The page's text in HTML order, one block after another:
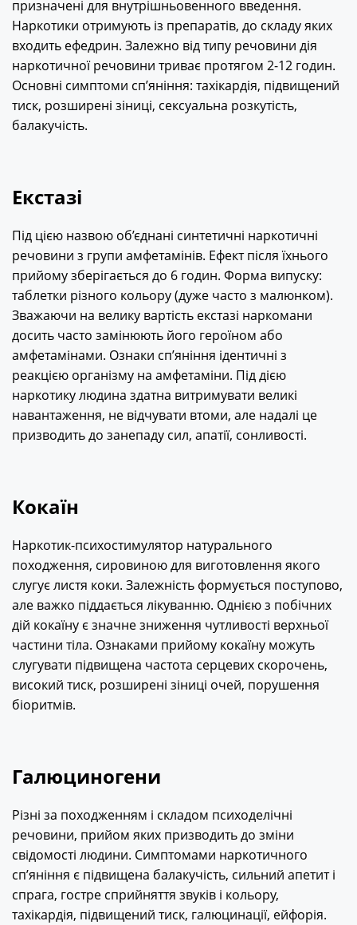
призначені для внутрішньовенного введення.
Наркотики отримують із препаратів, до складу яких
входить ефедрин. Залежно від типу речовини дія
наркотичної речовини триває протягом 2-12 годин.
Основні симптоми сп’яніння: тахікардія, підвищений
тиск, розширені зіниці, сексуальна розкутість,
балакучість.
Екстазі
Під цією назвою об’єднані синтетичні наркотичні
речовини з групи амфетамінів. Ефект після їхнього
прийому зберігається до 6 годин. Форма випуску:
таблетки різного кольору (дуже часто з малюнком).
Зважаючи на велику вартість екстазі наркомани
досить часто замінюють його героїном або
амфетамінами. Ознаки сп’яніння ідентичні з
реакцією організму на амфетаміни. Під дією
наркотику людина здатна витримувати великі
навантаження, не відчувати втоми, але надалі це
призводить до занепаду сил, апатії, сонливості.
Кокаїн
Наркотик-психостимулятор натурального
походження, сировиною для виготовлення якого
слугує листя коки. Залежність формується поступово,
але важко піддається лікуванню. Однією з побічних
дій кокаїну є значне зниження чутливості верхньої
частини тіла. Ознаками прийому кокаїну можуть
слугувати підвищена частота серцевих скорочень,
високий тиск, розширені зіниці очей, порушення
біоритмів.
Галюциногени
Різні за походженням і складом психоделічні
речовини, прийом яких призводить до зміни
свідомості людини. Симптомами наркотичного
сп’яніння є підвищена балакучість, сильний апетит і
спрага, гостре сприйняття звуків і кольору,
тахікардія, підвищений тиск, галюцинації, ейфорія.